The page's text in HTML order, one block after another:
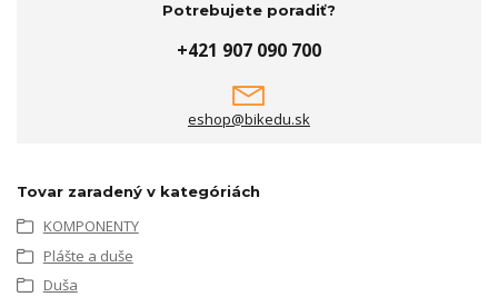
Potrebujete poradiť?
+421 907 090 700
eshop@bikedu.sk
Tovar zaradený v kategóriách
KOMPONENTY
Plášte a duše
Duša